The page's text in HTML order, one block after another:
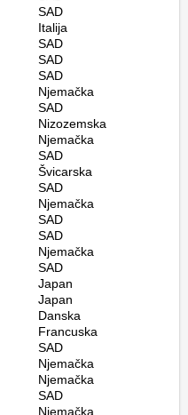
SAD
Italija
SAD
SAD
SAD
Njemačka
SAD
Nizozemska
Njemačka
SAD
Švicarska
SAD
Njemačka
SAD
SAD
Njemačka
SAD
Japan
Japan
Danska
Francuska
SAD
Njemačka
Njemačka
SAD
Njemačka